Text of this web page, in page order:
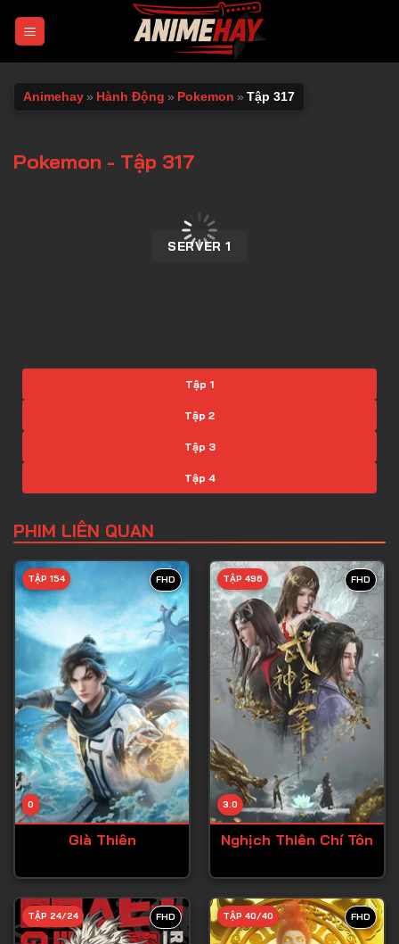
Animehay » Hành Động » Pokemon » Tập 317
Pokemon - Tập 317
SERVER 1
Tập 1
Tập 2
Tập 3
Tập 4
Tập 6
Tập 7
Tập 8
Tập 9
Tập 10
Tập 11
Tập 12
Tập 13
Tập 14
Tập 15
Tập 17
Tập 18
PHIM LIÊN QUAN
FHD
0
TẬP 154
Già Thiên
FHD
3.0
TẬP 496
Nghịch Thiên Chí Tôn
FHD
TẬP 24/24 FHD
TẬP 40/40